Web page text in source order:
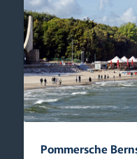
Pommersche